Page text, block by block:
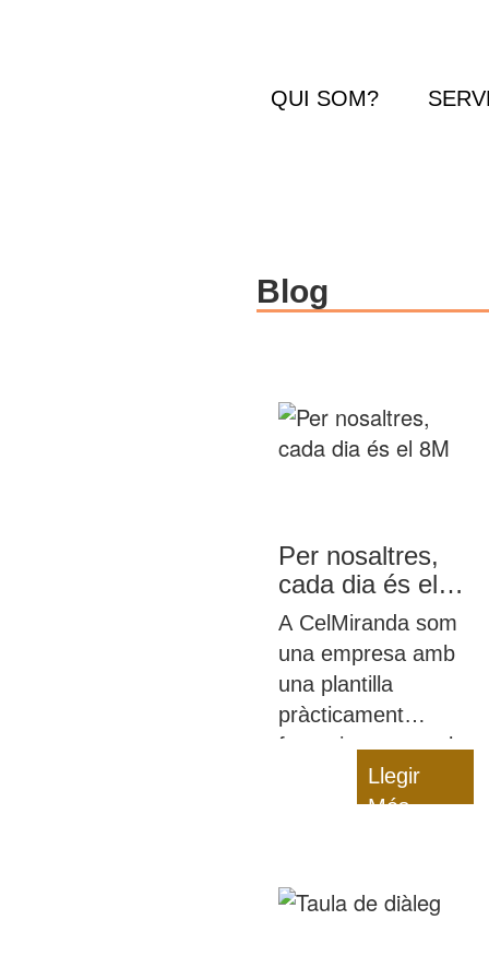
QUI SOM?
Blog
Per nosaltres,
cada dia és el
8M
A CelMiranda som
una empresa amb
una plantilla
pràcticament
femenina en tota la
seua totalitat i, a
eminentment
Llegir
Més